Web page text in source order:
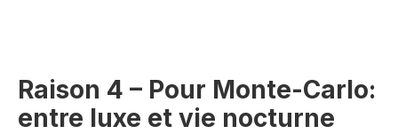
Raison 4 – Pour Monte-Carlo:
entre luxe et vie nocturne